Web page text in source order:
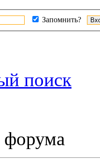
Запомнить?
поиск